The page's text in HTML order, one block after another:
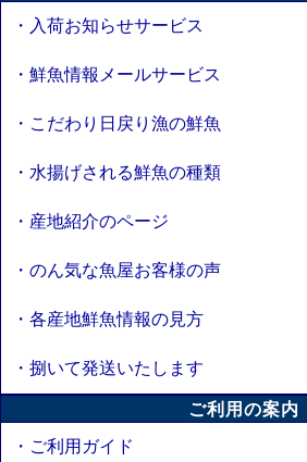
・入荷お知らせサービス
・鮮魚情報メールサービス
・こだわり日戻り漁の鮮魚
・水揚げされる鮮魚の種類
・産地紹介のページ
・のん気な魚屋お客様の声
・各産地鮮魚情報の見方
・捌いて発送いたします
ご利用の案内
・ご利用ガイド